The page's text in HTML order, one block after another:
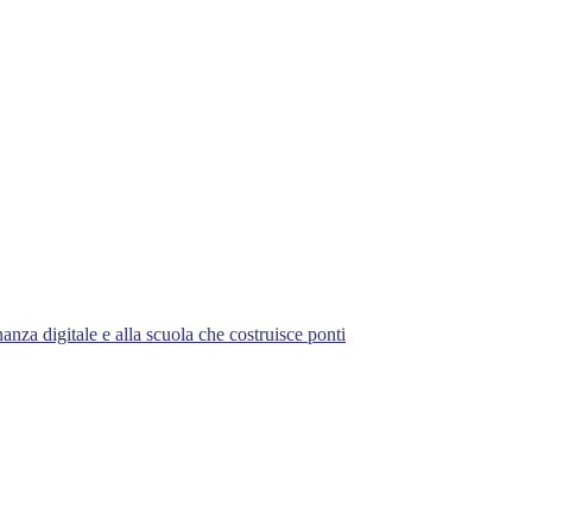
digitale e alla scuola che costruisce ponti